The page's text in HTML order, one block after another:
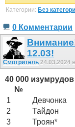
Категории: Без
0 Комментарии
12.03!
Смотритель 24.03.2024
40 000 изумрудов
№
1
Девчонка
2
Тайдон
3
Троян*